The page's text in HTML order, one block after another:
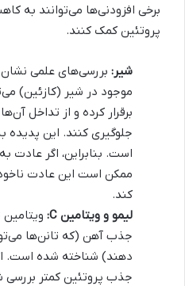
برخی افزودنی‌ها می‌توانند به
پروتئین کمک کنند.
شیر: بررسی‌های علمی نشان
موجود در شیر (کازئین)
برقرار کرده و از تداخل
جلوگیری کنند. این
است. بنابراین، اگر عادت
ممکن است این عادت
کند.
لیمو و ویتامین C:
جذب آهن (که تانن‌ها
دهند) شناخته شده است.
جذب پروتئین کمتر بررسی